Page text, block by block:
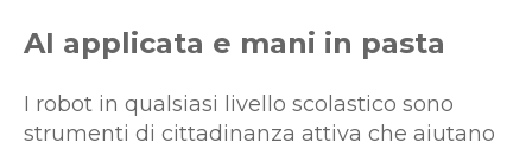
AI applicata e mani in pasta
I robot in qualsiasi livello scolastico sono
strumenti di cittadinanza attiva che aiutano